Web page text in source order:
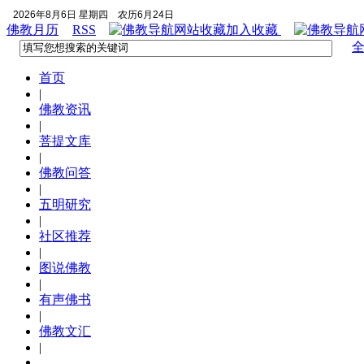
2026年8月6日 星期四 农历6月24日
佛教月历 RSS 加入收藏
首页
|
佛教资讯
|
菩提文库
|
佛教问答
|
五明研究
|
社区推荐
|
图说佛教
|
有声佛书
|
佛教文汇
|